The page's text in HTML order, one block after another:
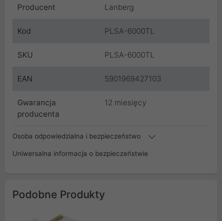
Producent Lanberg
Kod PLSA-6000TL
SKU PLSA-6000TL
EAN 5901969427103
Gwarancja
producenta
12 miesięcy
Osoba odpowiedzialna i bezpieczeństwo
Uniwersalna informacja o bezpieczeństwie
Podobne Produkty